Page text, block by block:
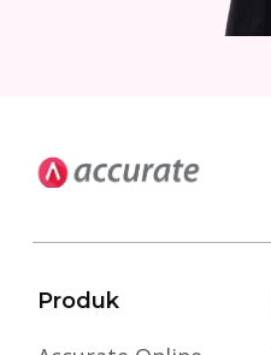
Produk